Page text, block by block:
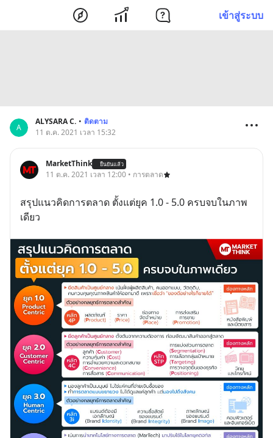
เข้าสู่ระบบ
A
ALYSARA C. • ติดตาม
11 ต.ค. 2021 เวลา 15:32
MarketThink ยืนยันแล้ว
11 ต.ค. 2021 เวลา 12:00 • การตลาด
สรุปแนวคิดการตลาด ตั้งแต่ยุค 1.0 - 5.0 ครบจบในภาพ
เดียว